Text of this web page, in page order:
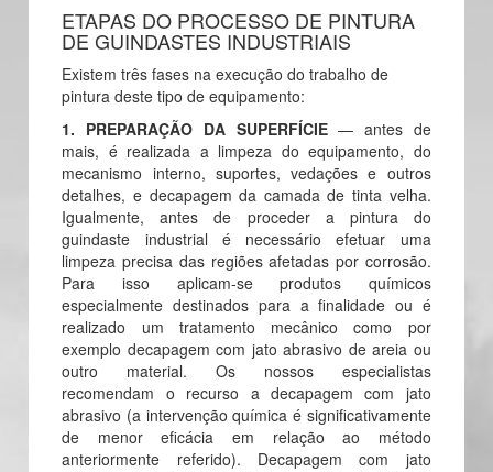
ETAPAS DO PROCESSO DE PINTURA
DE GUINDASTES INDUSTRIAIS
Existem três fases na execução do trabalho de
pintura deste tipo de equipamento:
1. PREPARAÇÃO DA SUPERFÍCIE— antes de
mais, é realizada a limpeza do equipamento, do
mecanismo interno, suportes, vedações e outros
detalhes, e decapagem da camada de tinta velha.
Igualmente, antes de proceder a pintura do
guindaste industrial é necessário efetuar uma
limpeza precisa das regiões afetadas por corrosão.
Para isso aplicam-se produtos químicos
especialmente destinados para a finalidade ou é
realizado um tratamento mecânico como por
exemplo decapagem com jato abrasivo de areia ou
outro material. Os nossos especialistas
recomendam o recurso a decapagem com jato
abrasivo (a intervenção química é significativamente
de menor eficácia em relação ao método
anteriormente referido). Decapagem com jato